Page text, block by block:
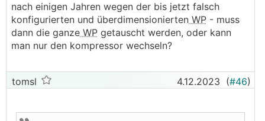
Bei der jetzigen Kältewelle hab ich den
Verdichter ab ca. 85 von 120 Hz gesperrt, also
läuft sie noch sicher nicht Vollgas, und wir haben
23,5°C IT (habs a bissl übertrieben). Sie hat seit
seit 3 Wochen. Im Mittel hab ich 29h pro Takt -
bei dir sind es 14 Minuten.
Ich denke du könntest mit einerWPmit 6kW
nach einigen Jahren wegen der bis jetzt falsch
konfigurierten und überdimensionierten WP - muss
dann die ganze WP getauscht werden, oder kann
man nur den kompressor wechseln?
tomsl 4.12.2023 (#46)